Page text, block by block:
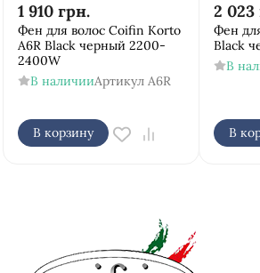
1 910 грн.
Фен для волос Coifin Korto
A6R Black черный 2200-
2400W
В наличииАртикул A6R
В корзину
2 023
Фен
Black
В
В